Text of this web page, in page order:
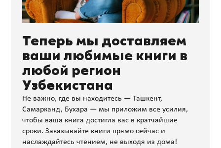
Теперь мы доставляем
ваши любимые книги в
любой регион
Узбекистана
Не важно, где вы находитесь — Ташкент,
Самарканд, Бухара — мы приложим все усилия,
чтобы ваша книга достигла вас в кратчайшие
сроки. Заказывайте книги прямо сейчас и
наслаждайтесь чтением, не выходя из дома!